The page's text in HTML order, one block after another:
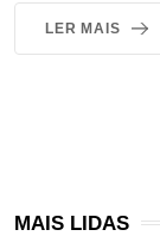
LER MAIS
MAIS LIDAS